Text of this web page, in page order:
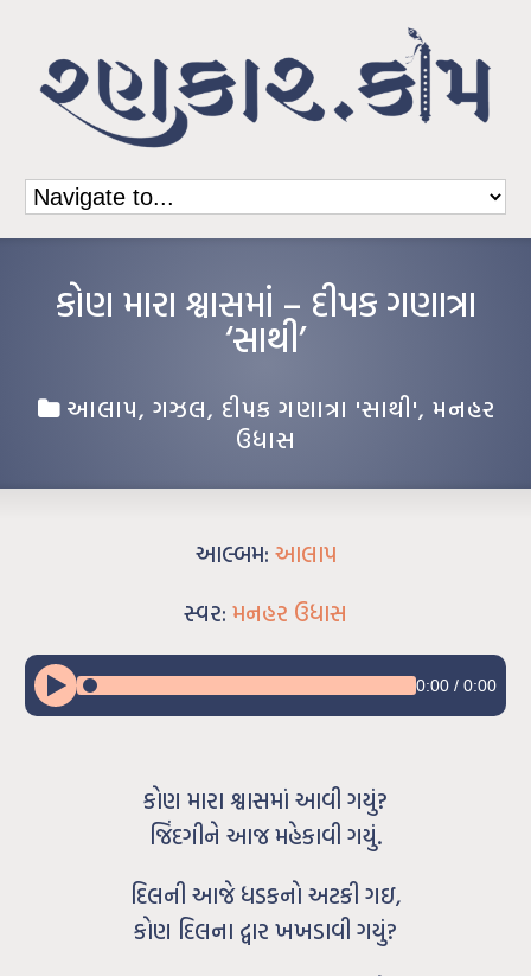
કોણ મારા શ્વાસમાં – દીપક ગણાત્રા
‘સાથી’
આલાપ, ગઝલ, દીપક ગણાત્રા 'સાથી', મનહર
ઉધાસ
આલ્બમ: આલાપ
સ્વર: મનહર ઉધાસ
0:00/ 0:00
કોણ મારા શ્વાસમાં આવી ગયું?
જિંદગીને આજ મહેકાવી ગયું.
દિલની આજે ધડકનો અટકી ગઇ,
કોણ દિલના દ્વાર ખખડાવી ગયું?